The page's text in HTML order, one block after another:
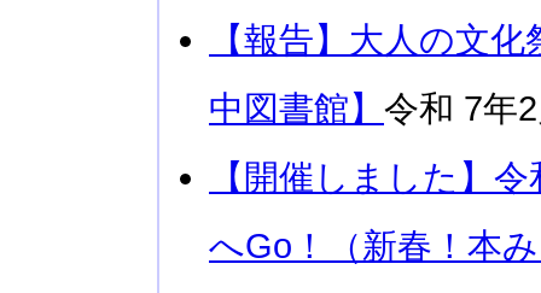
【報告】大人の文
中図書館】 令和 7年
【開催しました】
へGo！（新春！本